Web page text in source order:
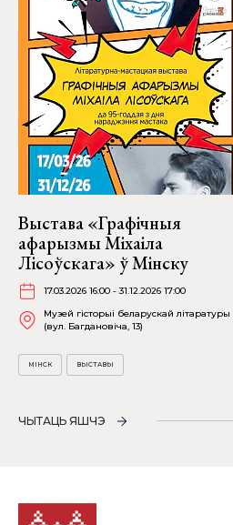
Выстава «Графічныя
афарызмы Міхаіла
Лісоўскага» ў Мінску
17.03.2026 16:00 - 31.12.2026 17:00
Музей гісторыі беларускай літаратуры
(вул. Багдановіча, 13)
МІНСК ВЫСТАВЫ
ЧЫТАЦЬ ЯШЧЭ